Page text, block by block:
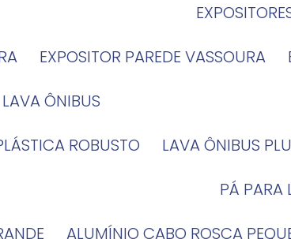
EXPOSITOR PAREDE VASSOURA
LAVA ÔNIBUS
ROBUSTO
LAVA ÔNIBUS
PÁ PARA
ALUMÍNIO CABO ROSCA